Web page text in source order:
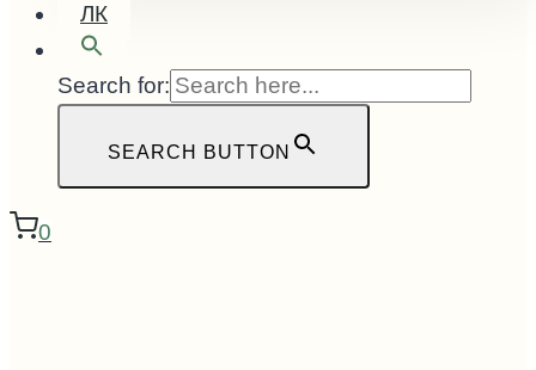
ЛК
Search for:
SEARCH BUTTON
0